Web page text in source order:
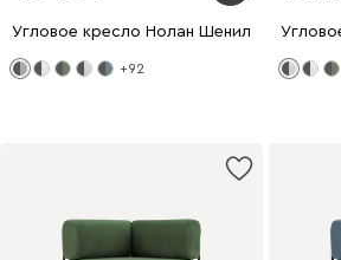
Угловое кресло Нолан Шенилл Серый
+92